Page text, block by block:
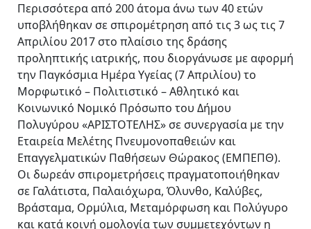
Περισσότερα από 200 άτομα άνω των 40 ετών
υποβλήθηκαν σε σπιρομέτρηση από τις 3 ως τις 7
Απριλίου 2017 στο πλαίσιο της δράσης
προληπτικής ιατρικής, που διοργάνωσε με αφορμή
την Παγκόσμια Ημέρα Υγείας (7 Απριλίου) το
Μορφωτικό – Πολιτιστικό – Αθλητικό και
Κοινωνικό Νομικό Πρόσωπο του Δήμου
Πολυγύρου «ΑΡΙΣΤΟΤΕΛΗΣ» σε συνεργασία με την
Εταιρεία Μελέτης Πνευμονοπαθειών και
Επαγγελματικών Παθήσεων Θώρακος (ΕΜΠΕΠΘ).
Οι δωρεάν σπιρομετρήσεις πραγματοποιήθηκαν
σε Γαλάτιστα, Παλαιόχωρα, Όλυνθο, Καλύβες,
Βράσταμα, Ορμύλια, Μεταμόρφωση και Πολύγυρο
και κατά κοινή ομολογία των συμμετεχόντων η